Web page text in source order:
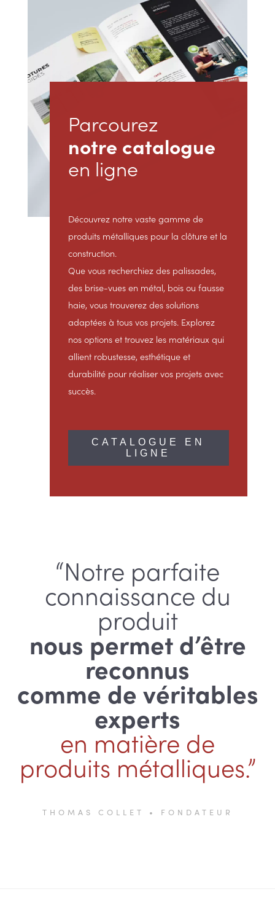
Parcourez
notre catalogue
en ligne
Découvrez notre vaste gamme de
produits métalliques pour la clôture et la
construction.
Que vous recherchiez des palissades,
des brise-vues en métal, bois ou fausse
haie, vous trouverez des solutions
adaptées à tous vos projets. Explorez
nos options et trouvez les matériaux qui
allient robustesse, esthétique et
durabilité pour réaliser vos projets avec
succès.
CATALOGUE EN
LIGNE
“Notre parfaite
connaissance du
produit
nous permet d’être
reconnus
comme de véritables
experts
en matière de
produits métalliques.”
THOMAS COLLET • FONDATEUR